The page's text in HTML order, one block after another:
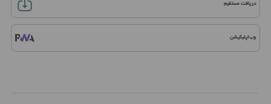
دریافت مستقیم
وب‌اپلیکیشن